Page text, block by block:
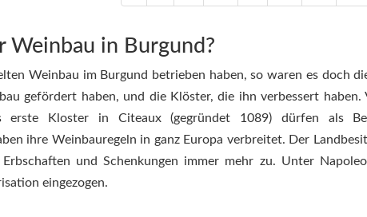
Weinbau in Burgund?
Weinbau im Burgund betrieben haben, so waren es doch
gefördert haben, und die Klöster, die ihn verbessert haben.
erste Kloster in Citeaux (gegründet 1089) dürfen als
ihre Weinbauregeln in ganz Europa verbreitet. Der
und Schenkungen immer mehr zu. Unter
eingezogen.